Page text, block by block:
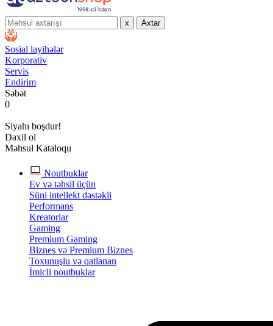
x Axtar
Sosial layihələr
Korporativ
Servis
Endirim
Səbət
0
Siyahı boşdur!
Daxil ol
Məhsul Kataloqu
Noutbuklar
Ev və təhsil üçün
Süni intellekt dəstəkli
Performans
Kreatorlar
Gaming
Premium Gaming
Biznes və Premium Biznes
Toxunuşlu və qatlanan
İmicli noutbuklar